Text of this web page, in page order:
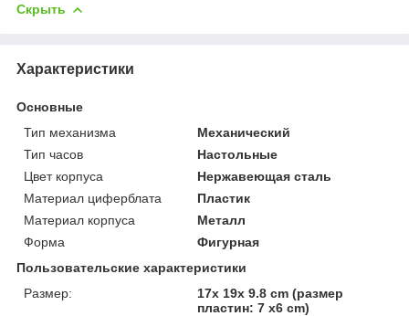
Скрыть
Характеристики
Основные
Тип механизма
Механический
Тип часов
Настольные
Цвет корпуса
Нержавеющая сталь
Материал циферблата
Пластик
Материал корпуса
Металл
Форма
Фигурная
Пользовательские характеристики
Размер:
17x 19x 9.8 cm (размер
пластин: 7 x6 cm)